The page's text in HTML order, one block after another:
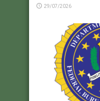
29/07/2026